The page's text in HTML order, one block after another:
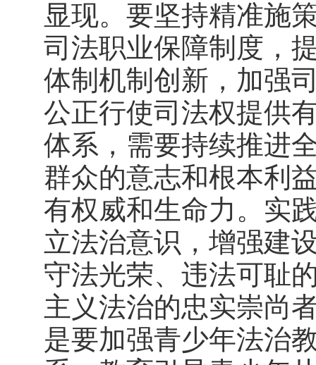
显现。要坚持精准施
司法职业保障制度，
体制机制创新，加强
公正行使司法权提供
体系，需要持续推进
群众的意志和根本利
有权威和生命力。实
立法治意识，增强建
守法光荣、违法可耻
主义法治的忠实崇尚
是要加强青少年法治